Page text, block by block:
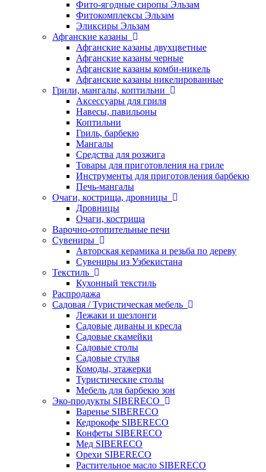
Фито-ягодные сиропы Эльзам
Фитокомплексы Эльзам
Эликсиры Эльзам
Афганские казаны
Афганские казаны двухцветные
Афганские казаны черные
Афганские казаны комби-никель
Афганские казаны никелированные
Грили, мангалы, коптильни
Аксессуары для гриля
Навесы, павильоны
Коптильни
Гриль, барбекю
Мангалы
Средства для розжига
Товары для приготовления на гриле
Инструменты для приготовления барбекю
Печь-мангалы
Очаги, кострища, дровницы
Дровницы
Очаги, кострища
Варочно-отопительные печи
Сувениры
Авторская керамика и резьба по дереву
Сувениры из Узбекистана
Текстиль
Кухонный текстиль
Распродажа
Садовая / Туристическая мебель
Лежаки и шезлонги
Садовые диваны и кресла
Садовые скамейки
Садовые столы
Садовые стулья
Комоды, этажерки
Туристические столы
Мебель для барбекю зон
Эко-продукты SIBERECO
Варенье SIBERECO
Кедрокофе SIBERECO
Конфеты SIBERECO
Мед SIBERECO
Орехи SIBERECO
Растительное масло SIBERECO